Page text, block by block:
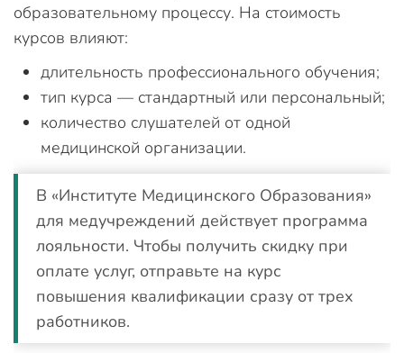
образовательному процессу. На стоимость
курсов влияют:
длительность профессионального обучения;
тип курса — стандартный или персональный;
количество слушателей от одной
медицинской организации.
В «Институте Медицинского Образования»
для медучреждений действует программа
лояльности. Чтобы получить скидку при
оплате услуг, отправьте на курс
повышения квалификации сразу от трех
работников.